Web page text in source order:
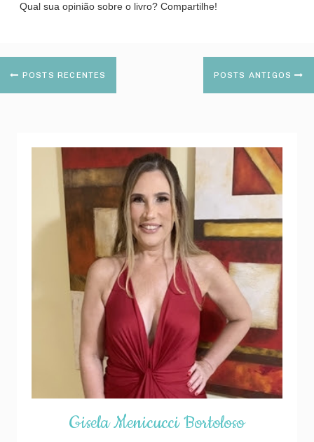
Qual sua opinião sobre o livro? Compartilhe!
POSTS RECENTES POSTS ANTIGOS
Gisela Menicucci Bortoloso